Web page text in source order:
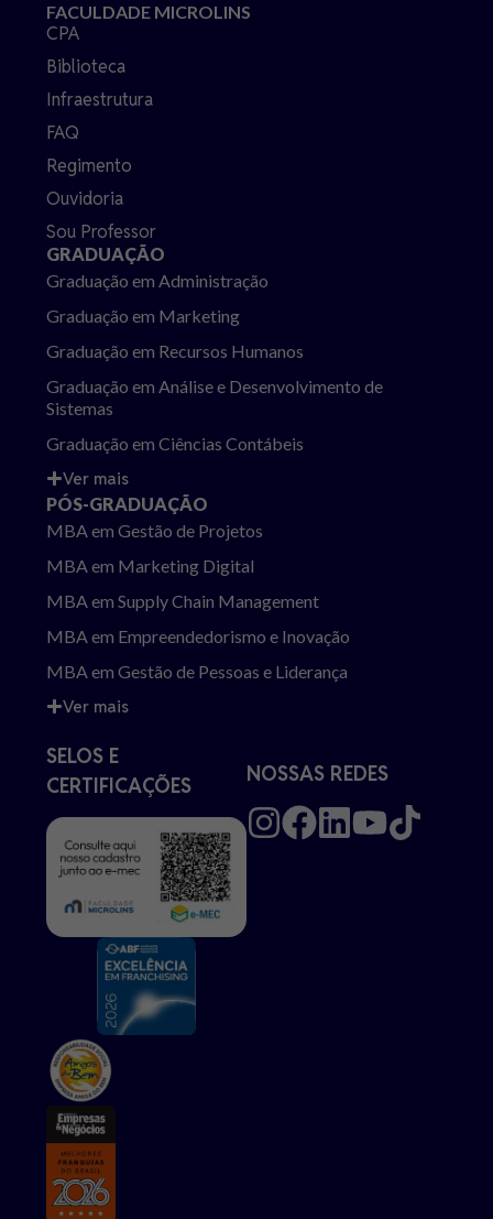
FACULDADE MICROLINS
CPA
Biblioteca
Infraestrutura
FAQ
Regimento
Ouvidoria
Sou Professor
GRADUAÇÃO
Graduação em Administração
Graduação em Marketing
Graduação em Recursos Humanos
Graduação em Análise e Desenvolvimento de
Sistemas
Graduação em Ciências Contábeis
Ver mais
PÓS-GRADUAÇÃO
MBA em Gestão de Projetos
MBA em Marketing Digital
MBA em Supply Chain Management
MBA em Empreendedorismo e Inovação
MBA em Gestão de Pessoas e Liderança
Ver mais
SELOS E
CERTIFICAÇÕES
NOSSAS REDES